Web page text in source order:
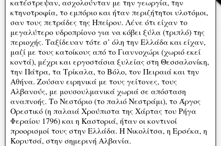
κατέστρεψαν, ασχολούνταν με την γεωργία, την
κτηνοτροφία, το εμπόριο και ήταν περιζήτητοι υλοτόμοι,
σαν τους πετράδες της Ηπείρου. Λένε ότι είχαν το
μεγαλύτερο υδροπρίονο για να κόβει ξύλα (τριπλό) της
περιοχής. Ταξίδευαν τότε σ’ όλη την Ελλάδα και είχαν,
μαζί με τους κατοίκους από το Γιαννοχώρι (χωριό εκεί
κοντά), μέχρι και εργοστάσια ξυλείας στη Θεσσαλονίκη,
την Πάτρα, τα Τρίκαλα, το Βόλο, τον Πειραιά και την
Αθήνα. Ζούσαν ειρηνικά με τους γείτονες, τους
Αλβανούς, με μουσουλμανικά χωριά σε απόσταση
αναπνοής. Το Νεστόριο (το παλιό Νεστράμι), το Άργος
Ορεστικό (η παλαιά Χρούπιστα της Χάρτας του Ρήγα
Φεραίου 1796) και η Καστοριά, ήταν οι κοντινοί
προορισμοί τους στην Ελλάδα. Η Νικολίτσα, η Ερσέκα, η
Κορυτσά, στην σημερινή Αλβανία.